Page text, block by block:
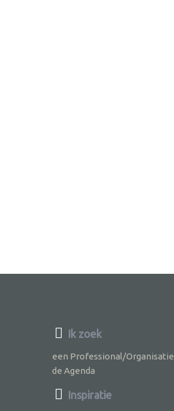
Ik zoek
een Professional/Organisatie
de Agenda
Inspiratie